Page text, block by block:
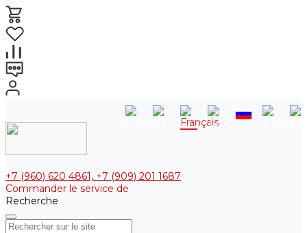
+7 (960) 620 4861, +7 (909) 201 1687
Commander le service de
Recherche